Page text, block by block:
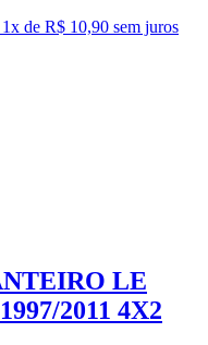
1x de R$ 10,90 sem juros
LE
2011 4X2